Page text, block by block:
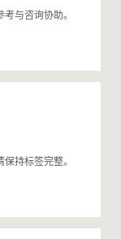
与咨询协助。
持标签完整。